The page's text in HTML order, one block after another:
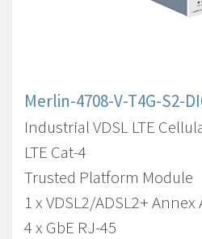
Merlin-4708-V-T4G-S2-
Industrial VDSL LTE
LTE Cat-4
Trusted Platform Module
1 x VDSL2/ADSL2+
4 x GbE RJ-45